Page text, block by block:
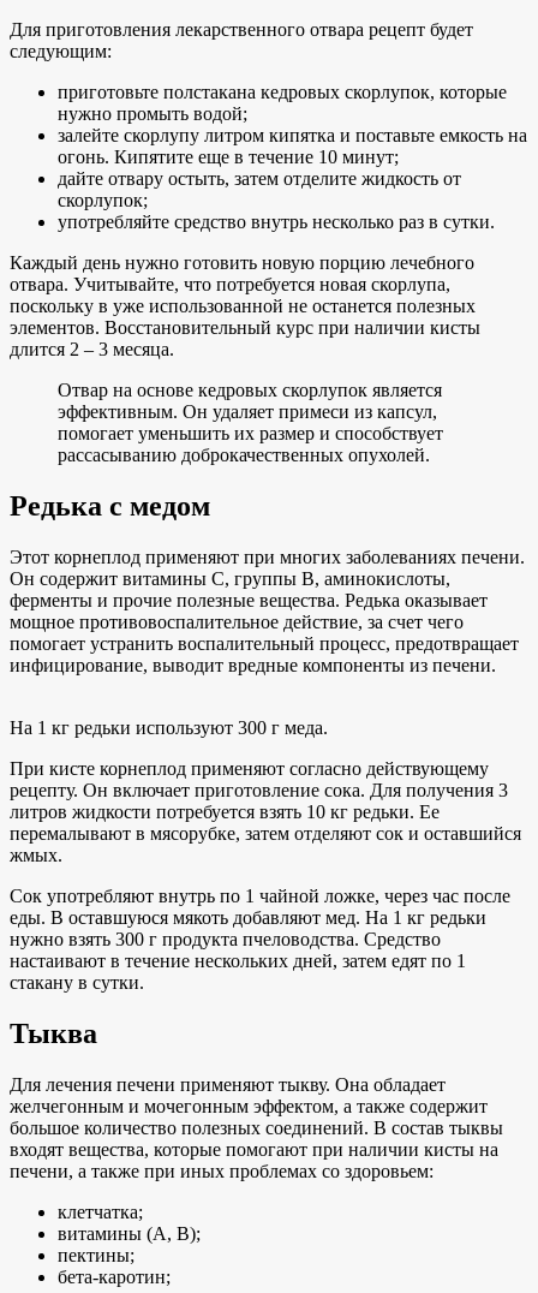
Для приготовления лекарственного отвара рецепт будет
следующим:
приготовьте полстакана кедровых скорлупок, которые
нужно промыть водой;
залейте скорлупу литром кипятка и поставьте емкость на
огонь. Кипятите еще в течение 10 минут;
дайте отвару остыть, затем отделите жидкость от
скорлупок;
употребляйте средство внутрь несколько раз в сутки.
Каждый день нужно готовить новую порцию лечебного
отвара. Учитывайте, что потребуется новая скорлупа,
поскольку в уже использованной не останется полезных
элементов. Восстановительный курс при наличии кисты
длится 2 – 3 месяца.
Отвар на основе кедровых скорлупок является
эффективным. Он удаляет примеси из капсул,
помогает уменьшить их размер и способствует
рассасыванию доброкачественных опухолей.
Редька с медом
Этот корнеплод применяют при многих заболеваниях печени.
Он содержит витамины C, группы B, аминокислоты,
ферменты и прочие полезные вещества. Редька оказывает
мощное противовоспалительное действие, за счет чего
помогает устранить воспалительный процесс, предотвращает
инфицирование, выводит вредные компоненты из печени.
На 1 кг редьки используют 300 г меда.
При кисте корнеплод применяют согласно действующему
рецепту. Он включает приготовление сока. Для получения 3
литров жидкости потребуется взять 10 кг редьки. Ее
перемалывают в мясорубке, затем отделяют сок и оставшийся
жмых.
Сок употребляют внутрь по 1 чайной ложке, через час после
еды. В оставшуюся мякоть добавляют мед. На 1 кг редьки
нужно взять 300 г продукта пчеловодства. Средство
настаивают в течение нескольких дней, затем едят по 1
стакану в сутки.
Тыква
Для лечения печени применяют тыкву. Она обладает
желчегонным и мочегонным эффектом, а также содержит
большое количество полезных соединений. В состав тыквы
входят вещества, которые помогают при наличии кисты на
печени, а также при иных проблемах со здоровьем:
клетчатка;
витамины (A, B);
пектины;
бета-каротин;